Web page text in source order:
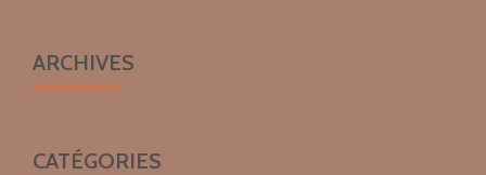
ARCHIVES
CATÉGORIES